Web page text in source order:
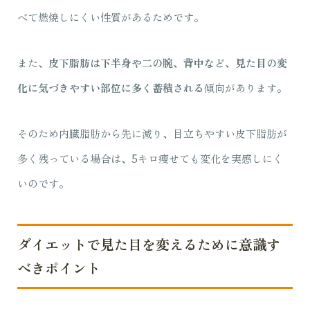
べて燃焼しにくい性質があるためです。
また、 皮下脂肪は下半身や二の腕、背中など、見た目の変
化に気づきやすい部位に多く蓄積される傾向があります。
そのため内臓脂肪から先に減り、目立ちやすい皮下脂肪が
多く残っている場合は、5キロ痩せても変化を実感しにく
いのです。
ダイエットで見た目を変えるために意識す
べきポイント